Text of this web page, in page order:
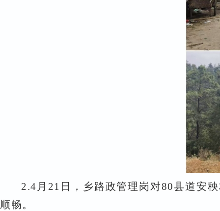
2.4 月 21 日，乡路政管理岗对80县道安
顺畅。